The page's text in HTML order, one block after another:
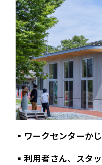
▪️ ワークセンターか
▪️ 利用者さん、スタ